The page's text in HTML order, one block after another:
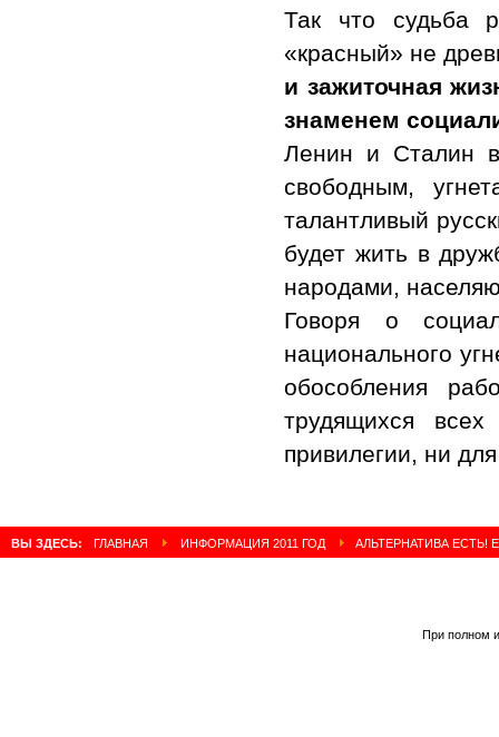
Так что судьба
«красный» не
и зажиточная
знаменем
Ленин и Сталин
свободным,
талантливый
будет жить в
народами,
Говоря о
национального
обособления
трудящихся
привилегии, ни
ВЫ ЗДЕСЬ: ГЛАВНАЯ ИНФОРМАЦИЯ 2011 ГОД АЛЬТЕРНАТИВА
При полном